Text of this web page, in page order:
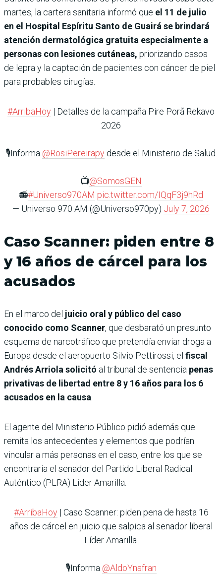
martes, la cartera sanitaria informó que el 11 de julio
en el Hospital Espíritu Santo de Guairá se brindará
atención dermatológica gratuita especialmente a
personas con lesiones cutáneas, priorizando casos
de lepra y la captación de pacientes con cáncer de piel
para probables cirugías.
#ArribaHoy | Detalles de la campaña Pire Porã Rekavo
2026
🎙️Informa @RosiPereirapydesde el Ministerio de Salud.
📺@SomosGEN
📻#Universo970AM pic.twitter.com/IQqF3j9hRd
— Universo 970 AM (@Universo970py) July 7, 2026
Caso Scanner: piden entre 8
y 16 años de cárcel para los
acusados
En el marco del juicio oral y público del caso
conocido como Scanner, que desbarató un presunto
esquema de narcotráfico que pretendía enviar droga a
Europa desde el aeropuerto Silvio Pettirossi, el fiscal
Andrés Arriola solicitó al tribunal de sentencia penas
privativas de libertad entre 8 y 16 años para los 6
acusados en la causa.
El agente del Ministerio Público pidió además que
remita los antecedentes y elementos que podrían
vincular a más personas en el caso, entre los que se
encontraría el senador del Partido Liberal Radical
Auténtico (PLRA) Líder Amarilla.
#ArribaHoy| Caso Scanner: piden pena de hasta 16
años de cárcel en juicio que salpica al senador liberal
Líder Amarilla.
🎙️Informa @AldoYnsfran